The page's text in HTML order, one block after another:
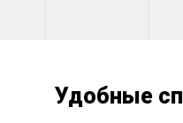
Удобные